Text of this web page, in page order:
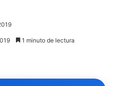
1 minuto de lectura